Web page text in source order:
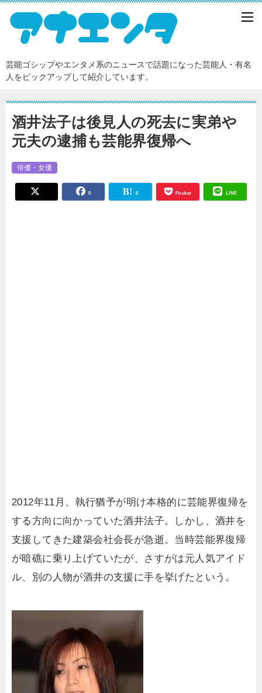
芸能ゴシップやエンタメ系のニュースで話題になった芸能人・有名
人をピックアップして紹介しています。
酒井法子は後見人の死去に実弟や
元夫の逮捕も芸能界復帰へ
俳優・女優
0 0 Pocket LINE
2012年11月、執行猶予が明け本格的に芸能界復帰を
する方向に向かっていた酒井法子。しかし、酒井を
支援してきた建築会社会長が急逝。当時芸能界復帰
が暗礁に乗り上げていたが、さすがは元人気アイド
ル、別の人物が酒井の支援に手を挙げたという。